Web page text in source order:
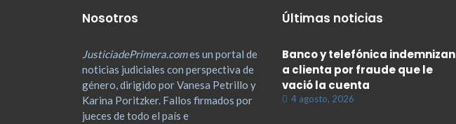
Nosotros
JusticiadePrimera.comes un portal de
noticias judiciales con perspectiva de
género, dirigido por Vanesa Petrillo y
Karina Poritzker. Fallos firmados por
jueces de todo el país e
Últimas noticias
Banco y telefónica indemnizan
a clienta por fraude que le
vació la cuenta
4 agosto, 2026